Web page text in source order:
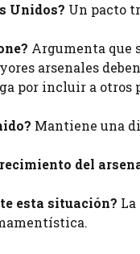
Unidos? Un pacto
Argumenta que
arsenales
por incluir a otros
Mantiene una
del
esta situación?